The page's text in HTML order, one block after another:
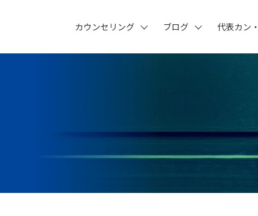
カウンセリング ブログ 代表カン